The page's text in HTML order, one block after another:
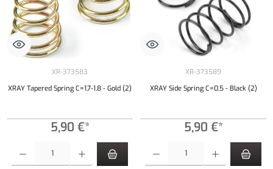
XR-373583
XRAY Tapered Spring C=1,7-1,8 - Gold (2)
5,90 €*
XR-373589
XRAY Side Spring C=0,5 - Black (2)
5,90 €*